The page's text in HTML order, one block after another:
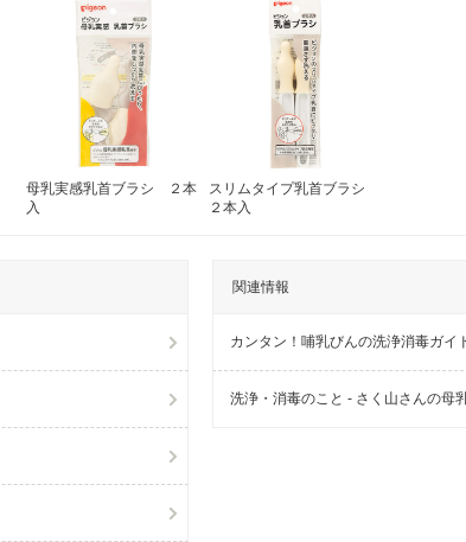
母乳実感乳首ブラシ ２本
入
スリムタイプ乳首ブラシ
２本入
関連情報
カンタン！哺乳びんの洗浄消毒ガイ
洗浄・消毒のこと - さく山さんの母